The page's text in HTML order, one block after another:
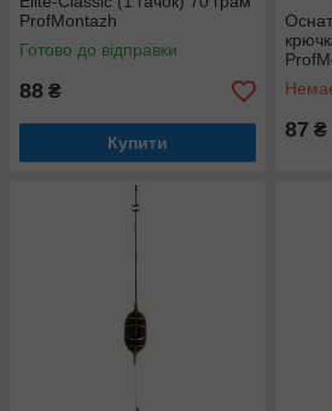
ProfMontazh
Готово до відправки
88 ₴
Купити
87 ₴